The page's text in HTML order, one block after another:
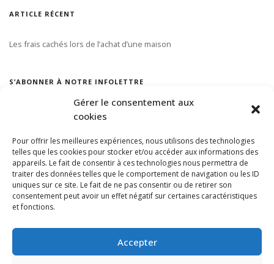
Gérer le consentement aux
cookies
Pour offrir les meilleures expériences, nous utilisons des technologies
telles que les cookies pour stocker et/ou accéder aux informations des
appareils. Le fait de consentir à ces technologies nous permettra de
traiter des données telles que le comportement de navigation ou les ID
uniques sur ce site. Le fait de ne pas consentir ou de retirer son
consentement peut avoir un effet négatif sur certaines caractéristiques
et fonctions.
Accepter
ARTICLE RÉCENT
Les frais cachés lors de l’achat d’une maison
S’ABONNER À NOTRE INFOLETTRE